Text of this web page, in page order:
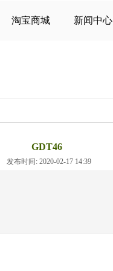
淘宝商城 新闻中心
GDT46
发布时间: 2020-02-17 14:39